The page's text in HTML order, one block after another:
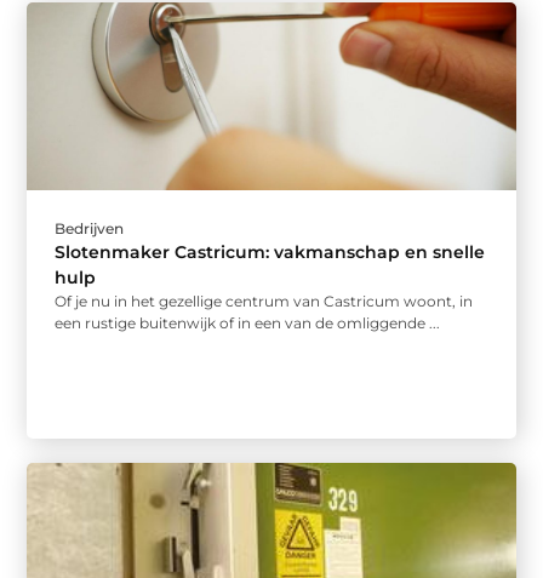
Bedrijven
Slotenmaker Castricum: vakmanschap en snelle
hulp
Of je nu in het gezellige centrum van Castricum woont, in
een rustige buitenwijk of in een van de omliggende ...